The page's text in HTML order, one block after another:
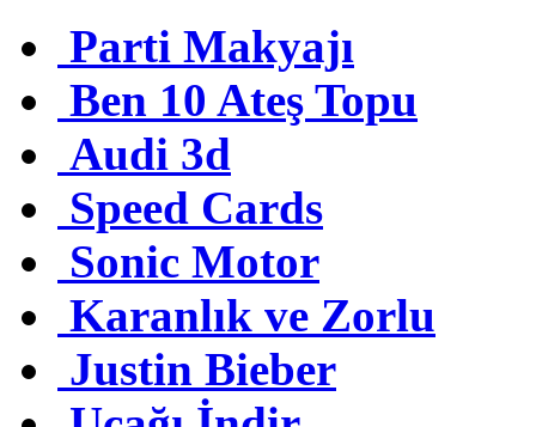
Parti Makyajı
Ben 10 Ateş Topu
Audi 3d
Speed Cards
Sonic Motor
Karanlık ve Zorlu
Justin Bieber